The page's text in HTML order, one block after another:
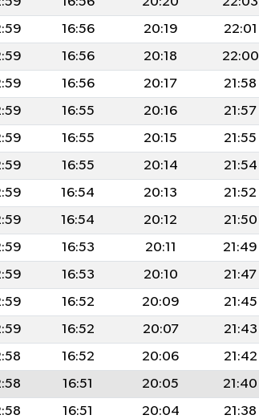
16:56 20:19
22:01
16:56 20:18
22:00
16:56 20:17
21:58
16:55 20:16
21:57
16:55 20:15
21:55
16:55 20:14
21:54
16:54 20:13
21:52
16:54 20:12
21:50
16:53 20:11
21:49
16:53 20:10
21:47
16:52 20:09
21:45
16:52 20:07
21:43
16:52 20:06
21:42
16:51 20:05
21:40
16:51 20:04
21:38